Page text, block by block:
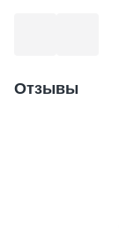
Отзывы